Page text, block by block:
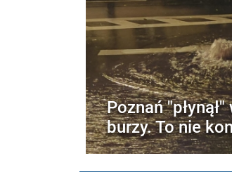
Poznań
burzy. To nie